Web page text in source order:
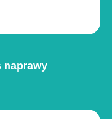
naprawy